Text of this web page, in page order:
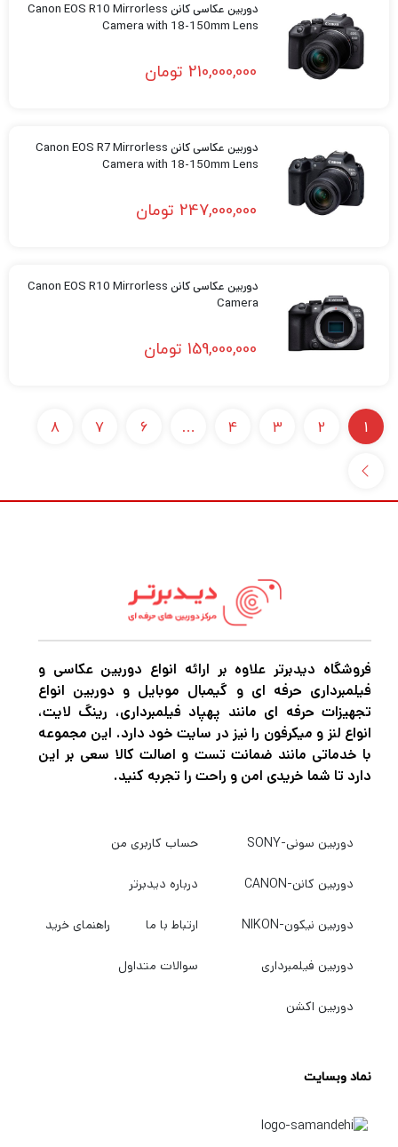
دوربین عکاسی کانن Canon EOS R10 Mirrorless
Camera with 18-150mm Lens
210,000,000 تومان
دوربین عکاسی کانن Canon EOS R7 Mirrorless
Camera with 18-150mm Lens
247,000,000 تومان
دوربین عکاسی کانن Canon EOS R10 Mirrorless
Camera
159,000,000 تومان
1
2
3
4
…
6
7
8
فروشگاه دیدبرتر علاوه بر ارائه انواع دوربین عکاسی و
فیلمبرداری حرفه ای و گیمبال موبایل و دوربین انواع
تجهیزات حرفه ای مانند پهپاد فیلمبرداری، رینگ لایت،
انواع لنز و میکرفون را نیز در سایت خود دارد. این مجموعه
با خدماتی مانند ضمانت تست و اصالت کالا سعی بر این
دارد تا شما خریدی امن و راحت را تجربه کنید.
دوربین سونی-SONY
دوربین کانن-CANON
دوربین نیکون-NIKON
دوربین فیلمبرداری
دوربین اکشن
حساب کاربری من
درباره دیدبرتر
ارتباط با ما راهنمای خرید
سوالات متداول
نماد وبسایت